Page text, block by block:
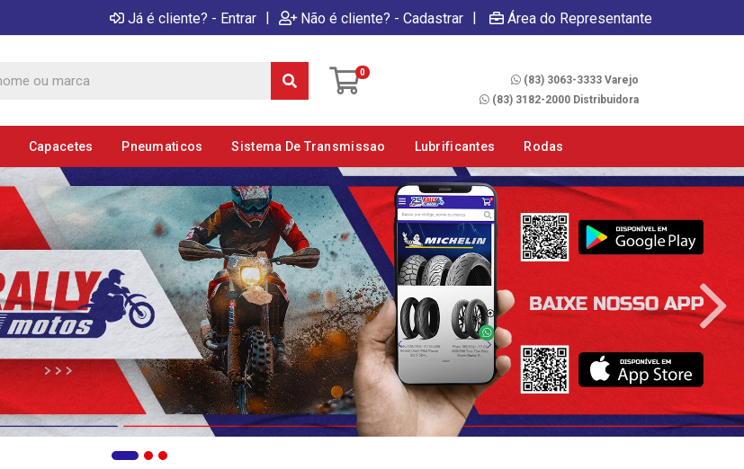
Já é cliente? - Entrar | Não é cliente? - Cadastrar | Área do Representante
0
(83) 3063-3333 Varejo
(83) 3182-2000 Distribuidora
Capacetes Pneumaticos Sistema De Transmissao Lubrificantes Rodas